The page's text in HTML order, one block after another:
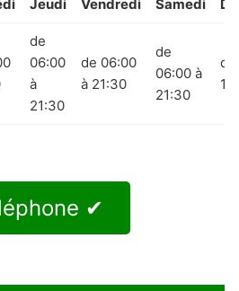
Jeudi Vendredi Samedi
de
06:00
à
21:30
de 06:00
à 21:30
de
06:00 à
21:30
de
✔